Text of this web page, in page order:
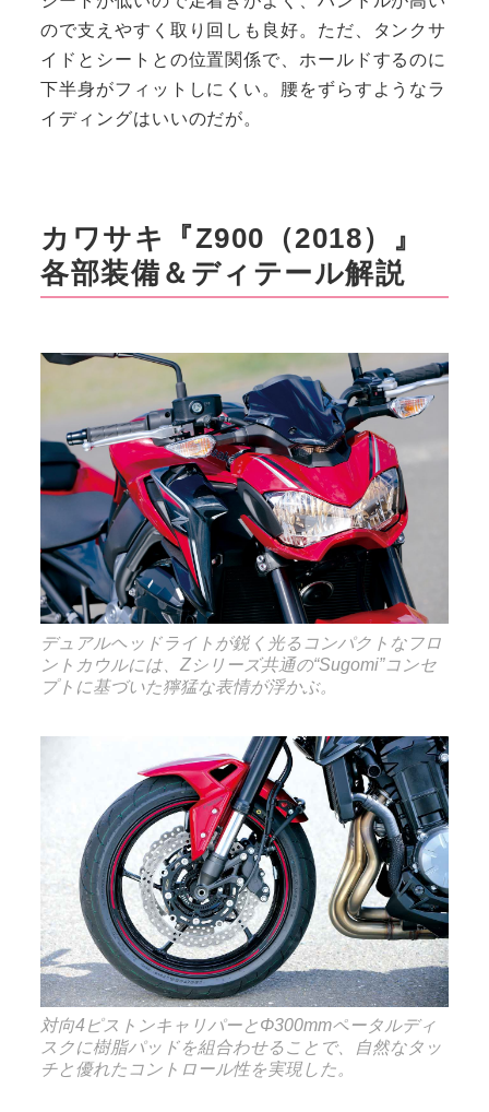
ので支えやすく取り回しも良好。ただ、タンクサ
イドとシートとの位置関係で、ホールドするのに
下半身がフィットしにくい。腰をずらすようなラ
イディングはいいのだが。
カワサキ『Z900（2018）』
各部装備＆ディテール解説
デュアルヘッドライトが鋭く光るコンパクトなフロ
ントカウルには、Zシリーズ共通の“Sugomi”コンセ
プトに基づいた獰猛な表情が浮かぶ。
対向4ピストンキャリパーとΦ300mmペータルディ
スクに樹脂パッドを組合わせることで、自然なタッ
チと優れたコントロール性を実現した。